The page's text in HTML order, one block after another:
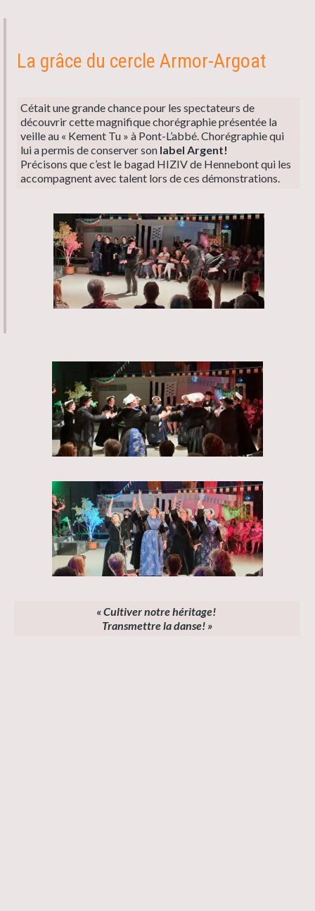
La grâce du cercle Armor-Argoat
Cétait une grande chance pour les spectateurs de
découvrir cette magnifique chorégraphie présentée la
veille au « Kement Tu » à Pont-L’abbé. Chorégraphie qui
lui a permis de conserver son label Argent!
Précisons que c’est le bagad HIZIV de Hennebont qui les
accompagnent avec talent lors de ces démonstrations.
« Cultiver notre héritage!
Transmettre la danse! »